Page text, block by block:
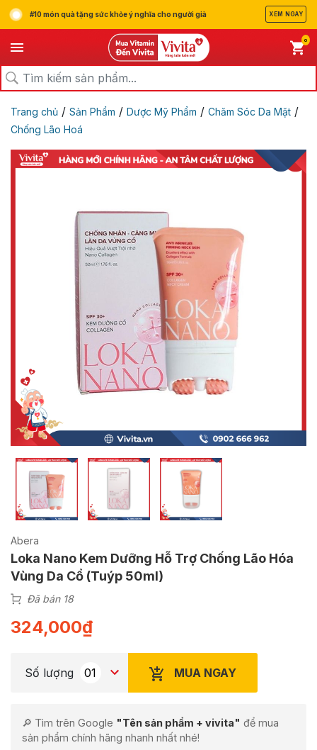
#10 món quà tặng sức khỏe ý nghĩa cho người già XEM NGAY
0
Trang chủ / Sản Phẩm / Dược Mỹ Phẩm / Chăm Sóc Da Mặt /
Chống Lão Hoá
Abera
Loka Nano Kem Dưỡng Hỗ Trợ Chống Lão Hóa
Vùng Da Cổ (Tuýp 50ml)
Đã bán 18
324,000₫
Số lượng MUA NGAY
🔎 Tìm trên Google "Tên sản phẩm + vivita" để mua
sản phẩm chính hãng nhanh nhất nhé!